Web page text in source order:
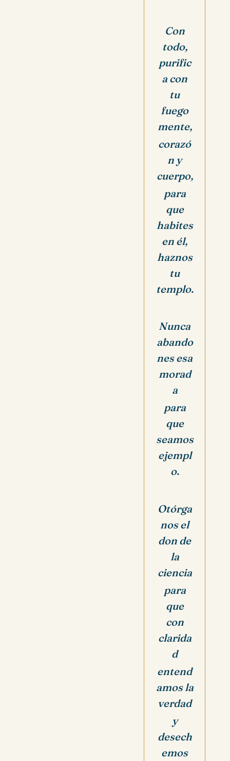
Con
todo,
purific
a con
tu
fuego
mente,
corazó
n y
cuerpo,
para
que
habites
en él,
haznos
tu
templo.
Nunca
abando
nes esa
morad
a
para
que
seamos
ejempl
o.
Otórga
nos el
don de
la
ciencia
para
que
con
clarida
d
entend
amos la
verdad
y
desech
emos